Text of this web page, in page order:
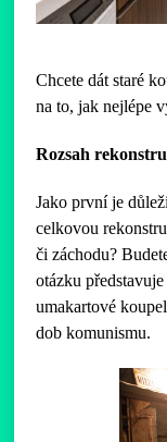
Chcete dát staré
na to, jak nejlépe
Rozsah
Jako první je
celkovou
či záchodu?
otázku
umakartové
dob komunismu.